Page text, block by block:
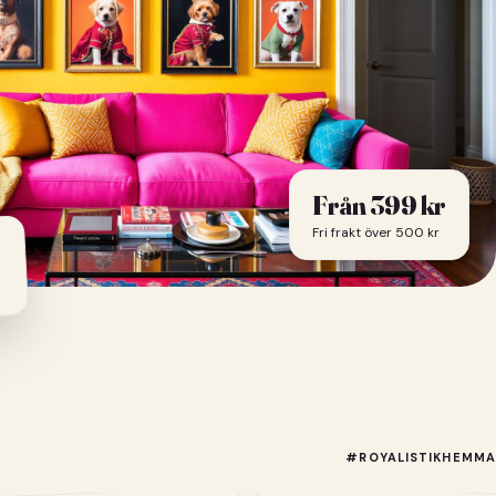
Från399kr
Fri frakt över 500 kr
#ROYALISTIKHEMMA